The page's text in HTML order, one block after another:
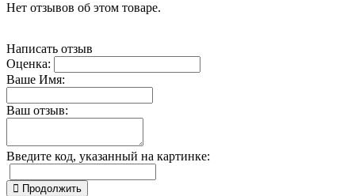
Нет отзывов об этом товаре.
Написать отзыв
Оценка:
Ваше Имя:
Ваш отзыв:
Введите код, указанный на картинке:
Продолжить